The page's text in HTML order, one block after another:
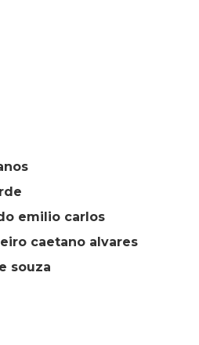
emilio carlos
caetano alvares
souza